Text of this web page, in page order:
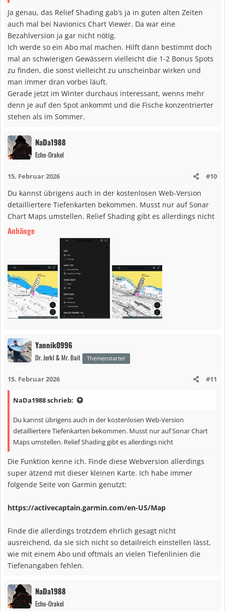
Ja genau, das Relief Shading gab’s ja in guten alten Zeiten
auch mal bei Navionics Chart Viewer. Da war eine
Bezahlversion ja gar nicht nötig.
Ich werde so ein Abo mal machen. Hilft dann bestimmt doch
mal an schwierigen Gewässern vielleicht die 1-2 Bonus Spots
zu finden, die sonst vielleicht zu unscheinbar wirken und
man immer dran vorbei läuft.
Gerade jetzt im Winter durchaus interessant, wenns mehr
denn je auf den Spot ankommt und die Fische konzentrierter
stehen als im Sommer.
NaDa1988
Echo-Orakel
15. Februar 2026 #10
Du kannst übrigens auch in der kostenlosen Web-Version
detailliertere Tiefenkarten bekommen. Musst nur auf Sonar
Chart Maps umstellen. Relief Shading gibt es allerdings nicht
Anhänge
Yannik0996
Dr. Jerkl & Mr. Bait Themenstarter
15. Februar 2026 #11
NaDa1988 schrieb:
Du kannst übrigens auch in der kostenlosen Web-Version
detailliertere Tiefenkarten bekommen. Musst nur auf Sonar Chart
Maps umstellen. Relief Shading gibt es allerdings nicht
Die Funktion kenne ich. Finde diese Webversion allerdings
super ätzend mit dieser kleinen Karte. Ich habe immer
folgende Seite von Garmin genutzt:
https://activecaptain.garmin.com/en-US/Map
Finde die allerdings trotzdem ehrlich gesagt nicht
ausreichend, da sie sich nicht so detailreich einstellen lässt,
wie mit einem Abo und oftmals an vielen Tiefenlinien die
Tiefenangaben fehlen.
NaDa1988
Echo-Orakel